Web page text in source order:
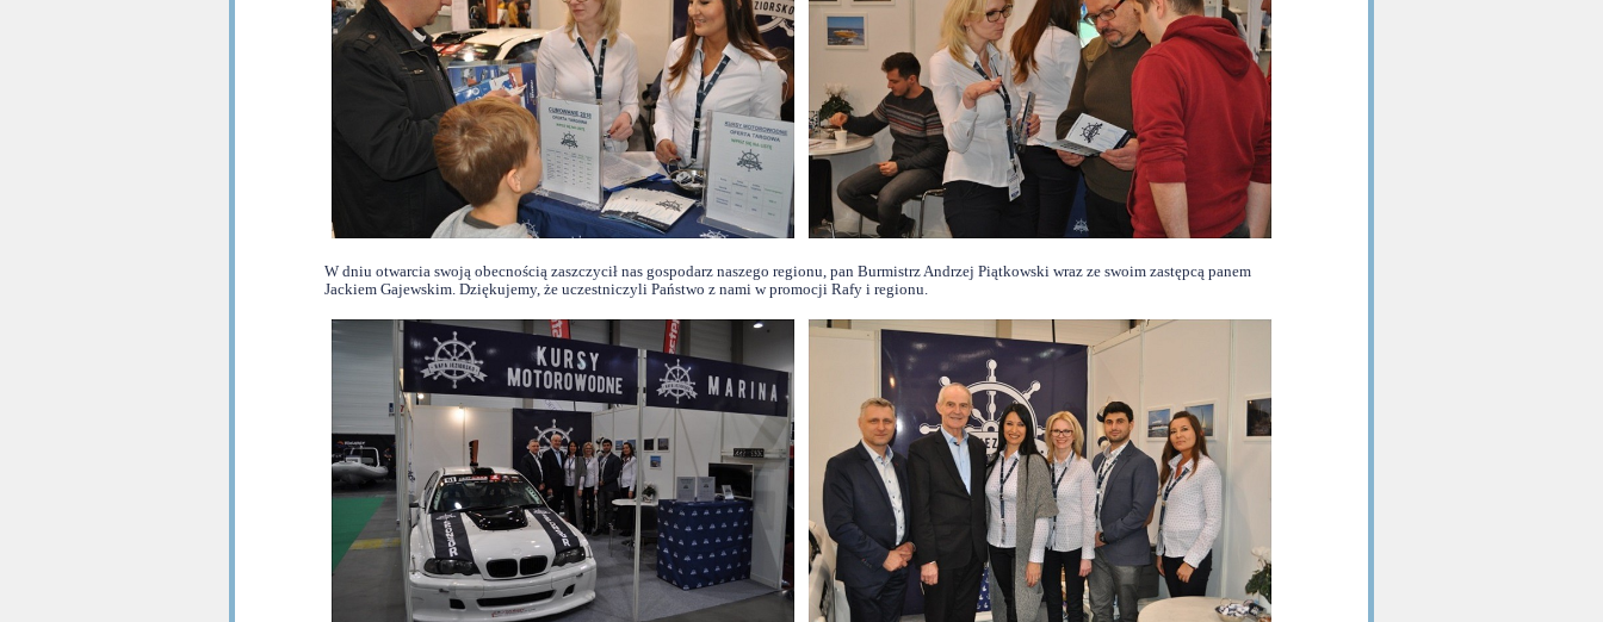
W dniu otwarcia swoją obecnością zaszczycił nas gospodarz naszego regionu, pan Burmistrz Andrzej Piątkowski wraz ze swoim zastępcą panem
Jackiem Gajewskim. Dziękujemy, że uczestniczyli Państwo z nami w promocji Rafy i regionu.